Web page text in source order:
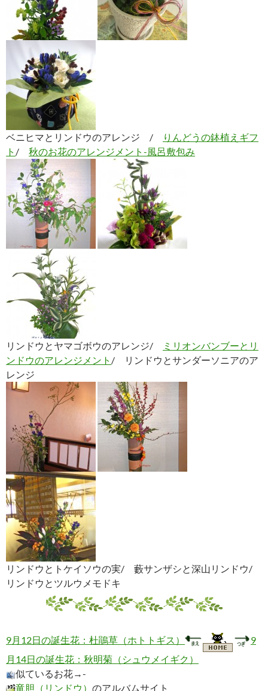
ベニヒマとリンドウのアレンジ /
りんどうの鉢植えギフ
ト / 秋のお花のアレンジメント-風呂敷包み
リンドウとヤマゴボウのアレンジ/
ミリオンバンブーとリ
ンドウのアレンジメント / リンドウとサンダーソニアのア
レンジ
リンドウとトケイソウの実/ 藪サンザシと深山リンドウ/
リンドウとツルウメモドキ
9月12日の誕生花：杜鵑草（ホトトギス）
9
月14日の誕生花：秋明菊（シュウメイギク）
似ているお花→-
竜胆（リンドウ） のアルバムサイト